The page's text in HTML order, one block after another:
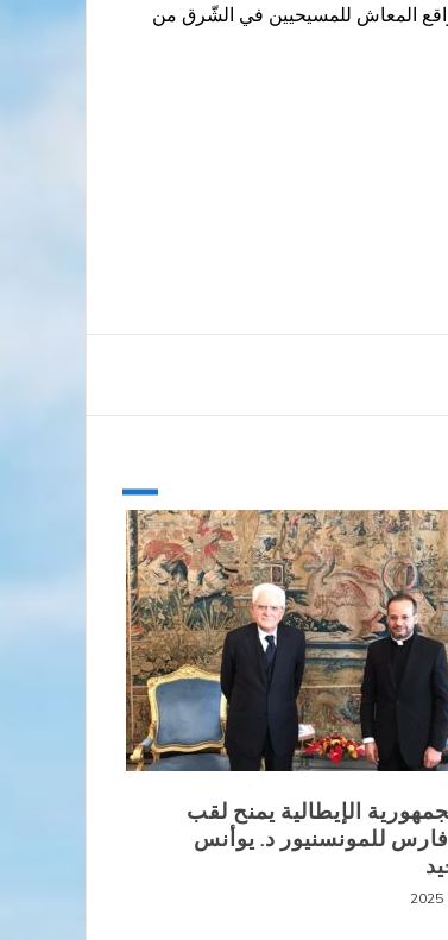
المعاش للمسيحيين في الشّرق من
الإيطالية يمنح لقب
للمونسنيور د. يوأنس